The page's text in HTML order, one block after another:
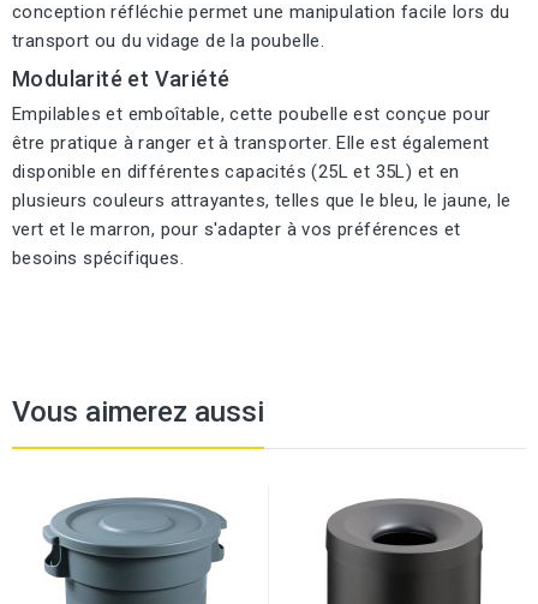
conception réfléchie permet une manipulation facile lors du
transport ou du vidage de la poubelle.
Modularité et Variété
Empilables et emboîtable, cette poubelle est conçue pour
être pratique à ranger et à transporter. Elle est également
disponible en différentes capacités (25L et 35L) et en
plusieurs couleurs attrayantes, telles que le bleu, le jaune, le
vert et le marron, pour s'adapter à vos préférences et
besoins spécifiques.
Vous aimerez aussi